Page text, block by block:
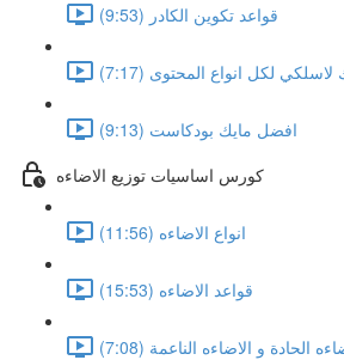
قواعد تكوين الكادر (9:53)
لكل انواع المحتوى (7:17)
افضل مايك بودكاست (9:13)
كورس اساسيات توزيع الاضاءه
انواع الاضاءه (11:56)
قواعد الاضاءه (15:53)
الحادة و الاضاءه الناعمة (7:08)